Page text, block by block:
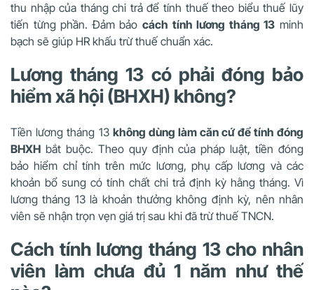
thu nhập của tháng chi trả để tính thuế theo biểu thuế lũy
tiến từng phần. Đảm bảo cách tính lương tháng 13 minh
bạch sẽ giúp HR khấu trừ thuế chuẩn xác.
Lương tháng 13 có phải đóng bảo
hiểm xã hội (BHXH) không?
Tiền lương tháng 13 không dùng làm căn cứ để tính đóng
BHXH bắt buộc. Theo quy định của pháp luật, tiền đóng
bảo hiểm chỉ tính trên mức lương, phụ cấp lương và các
khoản bổ sung có tính chất chi trả định kỳ hằng tháng. Vì
lương tháng 13 là khoản thưởng không định kỳ, nên nhân
viên sẽ nhận trọn vẹn giá trị sau khi đã trừ thuế TNCN.
Cách tính lương tháng 13 cho nhân
viên làm chưa đủ 1 năm như thế